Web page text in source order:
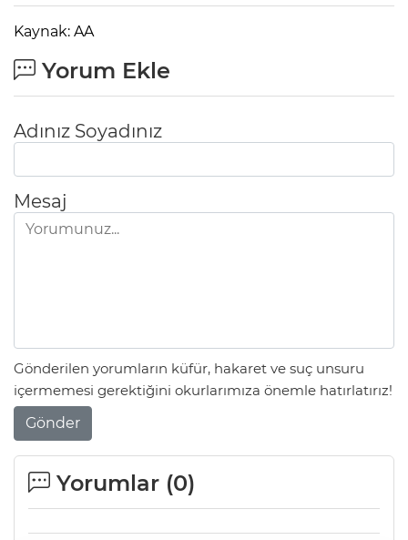
Kaynak: AA
Yorum Ekle
Adınız Soyadınız
Mesaj
Gönderilen yorumların küfür, hakaret ve suç unsuru
içermemesi gerektiğini okurlarımıza önemle hatırlatırız!
Gönder
Yorumlar (0)